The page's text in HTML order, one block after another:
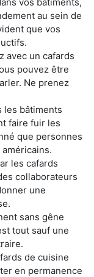
au sein de
que vos
avec un cafards
pouvez être
Ne prenez
les bâtiments
faire fuir les
que personnes
les cafards
collaborateurs
une
sans gêne
tout sauf une
de cuisine
en permanence